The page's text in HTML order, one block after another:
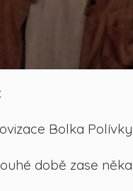
Bolka
době zase